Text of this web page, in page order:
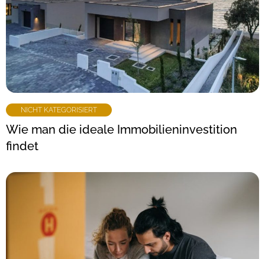
NICHT KATEGORISIERT
Wie man die ideale Immobilieninvestition
findet